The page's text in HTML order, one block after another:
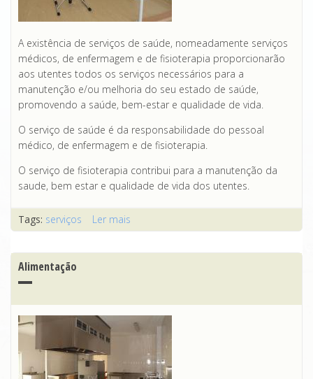
A existência de serviços de saúde, nomeadamente serviços
médicos, de enfermagem e de fisioterapia proporcionarão
aos utentes todos os serviços necessários para a
manutenção e/ou melhoria do seu estado de saúde,
promovendo a saúde, bem-estar e qualidade de vida.
O serviço de saúde é da responsabilidade do pessoal
médico, de enfermagem e de fisioterapia.
O serviço de fisioterapia contribui para a manutenção da
saude, bem estar e qualidade de vida dos utentes.
Tags: serviços Ler mais
Alimentação